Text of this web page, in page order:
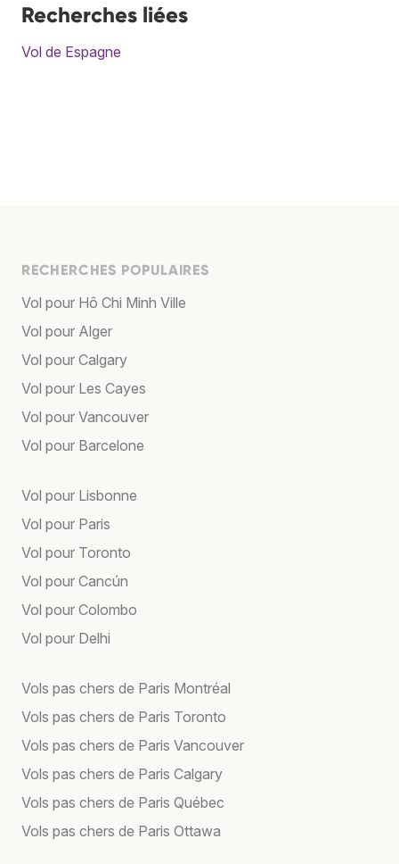
Recherches liées
Vol de Espagne
RECHERCHES POPULAIRES
Vol pour Hô Chi Minh Ville
Vol pour Alger
Vol pour Calgary
Vol pour Les Cayes
Vol pour Vancouver
Vol pour Barcelone
Vol pour Lisbonne
Vol pour Paris
Vol pour Toronto
Vol pour Cancún
Vol pour Colombo
Vol pour Delhi
Vols pas chers de Paris Montréal
Vols pas chers de Paris Toronto
Vols pas chers de Paris Vancouver
Vols pas chers de Paris Calgary
Vols pas chers de Paris Québec
Vols pas chers de Paris Ottawa